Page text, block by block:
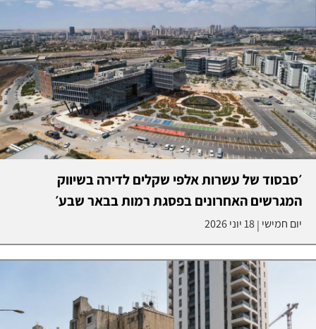
׳סבסוד של עשרות אלפי שקלים לדירה בשיווק
המגרשים האחרונים בפסגת רמות בבאר שבע׳
יום חמישי |18 יוני 2026